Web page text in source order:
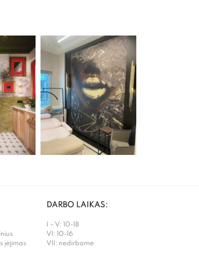
įėjimas
DARBO LAIKAS:
I – V: 10-18
VI: 10-16
VII: nedirbame